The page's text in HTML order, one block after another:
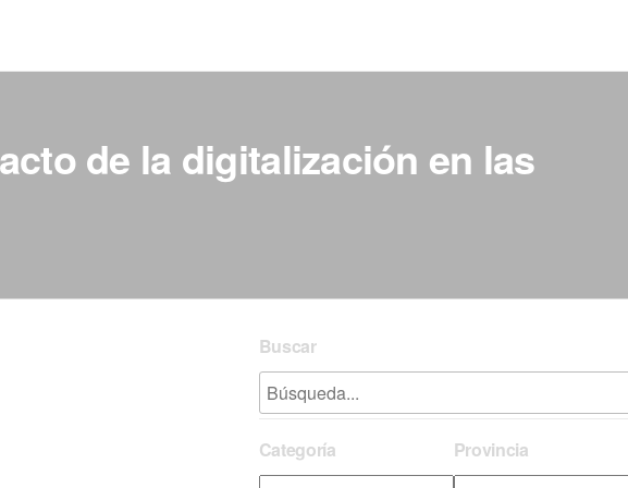
de la digitalización en las
Buscar
Categoría Provincia